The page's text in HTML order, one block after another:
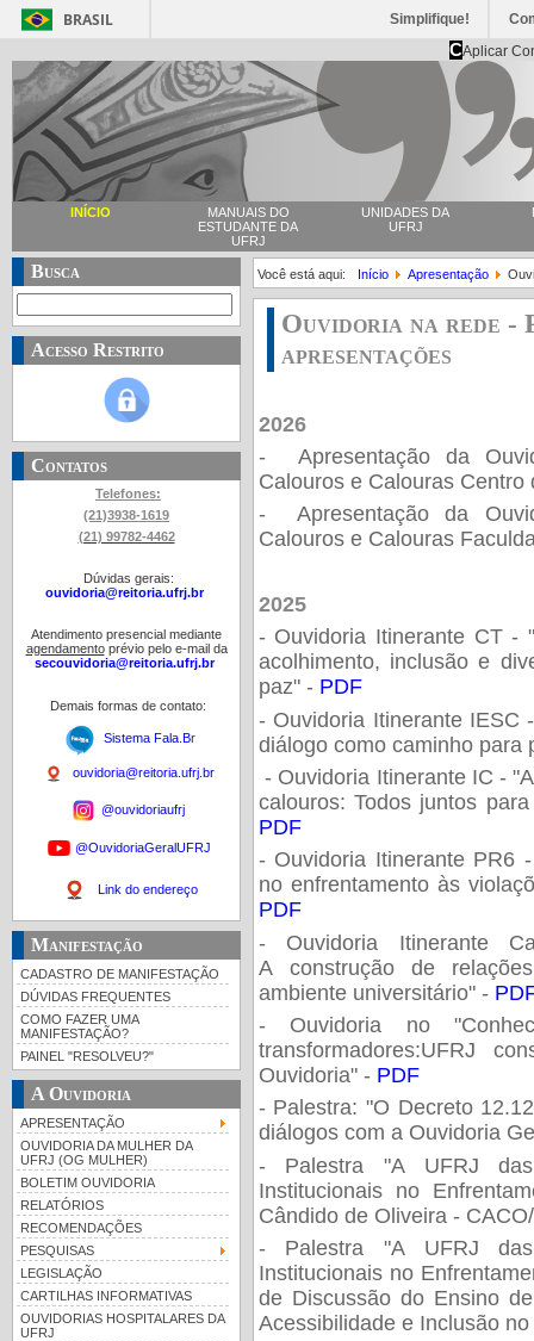
BRASIL Simplifique!
CAplicar
INÍCIO
MANUAIS DO
ESTUDANTE DA
UFRJ
UNIDADES DA
UFRJ
Busca
Acesso Restrito
Contatos
Telefones:
(21)3938-1619
(21) 99782-4462
Dúvidas gerais:
ouvidoria@reitoria.ufrj.br
Atendimento presencial mediante
agendamentoprévio pelo e-mail da
secouvidoria@reitoria.ufrj.br
Demais formas de contato:
Sistema Fala.Br
ouvidoria@reitoria.ufrj.br
@ouvidoriaufrj
@OuvidoriaGeralUFRJ
Link do endereço
Manifestação
CADASTRO DE MANIFESTAÇÃO
DÚVIDAS FREQUENTES
COMO FAZER UMA
MANIFESTAÇÃO?
PAINEL "RESOLVEU?"
A Ouvidoria
APRESENTAÇÃO
OUVIDORIA DA MULHER DA
UFRJ (OG MULHER)
BOLETIM OUVIDORIA
RELATÓRIOS
RECOMENDAÇÕES
PESQUISAS
LEGISLAÇÃO
CARTILHAS INFORMATIVAS
OUVIDORIAS HOSPITALARES DA
UFRJ
Você está aqui: Início Apresentação
Ouvidoria na rede -
apresentações
2026
- Apresentação da
Calouros e Calouras
- Apresentação da
Calouros e Calouras
2025
- Ouvidoria Itinerante CT -
acolhimento, inclusão e
paz" - PDF
- Ouvidoria Itinerante IESC
diálogo como caminho
- Ouvidoria Itinerante IC -
calouros: Todos juntos
PDF
- Ouvidoria Itinerante PR6
no enfrentamento às
PDF
- Ouvidoria Itinerante
A construção de
ambiente universitário" -
- Ouvidoria no
transformadores:UFRJ
Ouvidoria" - PDF
- Palestra: "O Decreto
diálogos com a Ouvidoria
- Palestra "A UFRJ
Institucionais no
Cândido de Oliveira -
- Palestra "A UFRJ
Institucionais no
de Discussão do Ensino
Acessibilidade e Inclusão